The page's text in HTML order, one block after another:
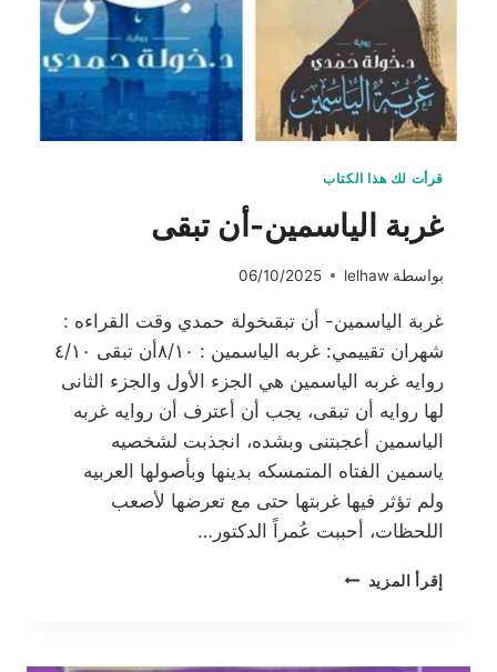
قرأت لك هذا الكتاب
غربة الياسمين-أن تبقى
بواسطة lelhaw
06/10/2025
غربة الياسمين- أن تبقىخولة حمدي وقت القراءه :
شهران تقييمي: غربه الياسمين : ٨/١٠أن تبقى ٤/١٠
روايه غربه الياسمين هي الجزء الأول والجزء الثانى
لها روايه أن تبقى، يجب أن أعترف أن روايه غربه
الياسمين أعجبتنى وبشده، انجذبت لشخصيه
ياسمين الفتاه المتمسكه بدينها وبأصولها العربيه
ولم تؤثر فيها غربتها حتى مع تعرضها لأصعب
اللحظات، أحببت عُمراً الدكتور…
إقرأ المزيد غربة